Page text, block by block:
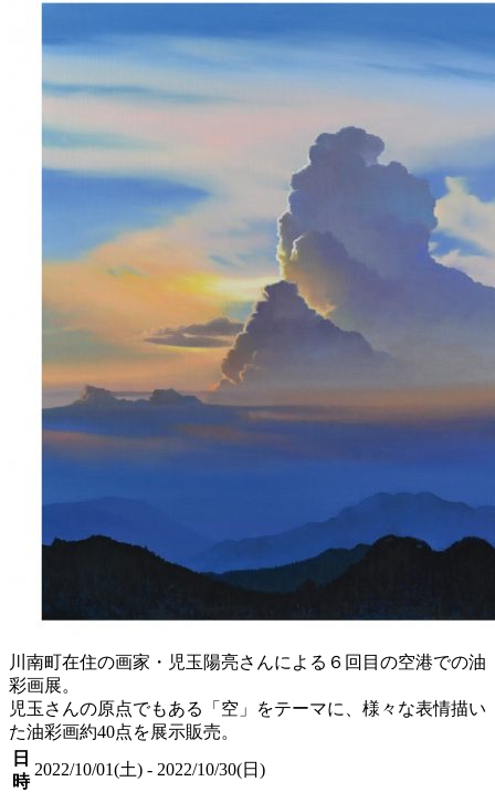
川南町在住の画家・児玉陽亮さんによる６回目の空港での油
彩画展。
児玉さんの原点でもある「空」をテーマに、様々な表情描い
た油彩画約40点を展示販売。
日
時
2022/10/01(土) - 2022/10/30(日)